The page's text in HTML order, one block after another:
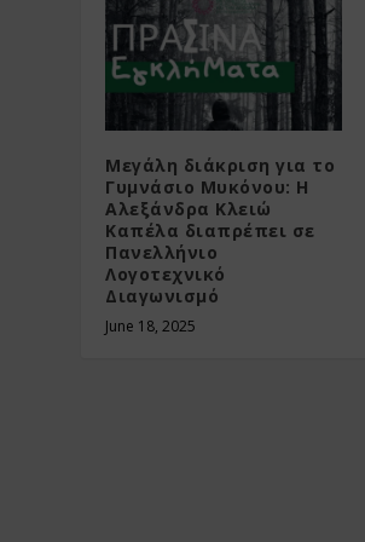
Μεγάλη διάκριση για το
Γυμνάσιο Μυκόνου: Η
Αλεξάνδρα Κλειώ
Καπέλα διαπρέπει σε
Πανελλήνιο
Λογοτεχνικό
Διαγωνισμό
June 18, 2025